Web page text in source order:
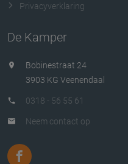
Privacyverklaring
De Kamper
Bobinestraat 24
3903 KG Veenendaal
0318 - 56 55 61
Neem contact op